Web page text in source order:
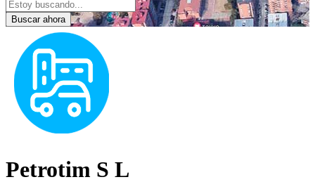
Buscar ahora
Petrotim S L